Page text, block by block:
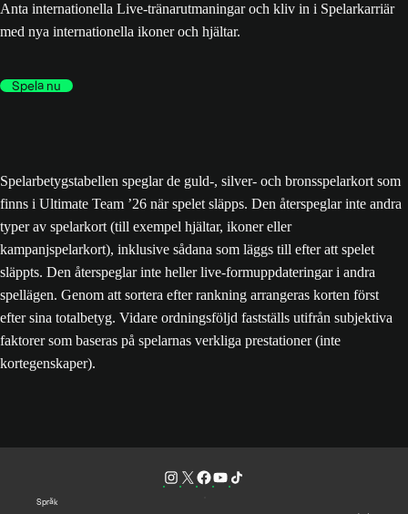
Anta internationella Live-tränarutmaningar och kliv in i Spelarkarriär
med nya internationella ikoner och hjältar.
Spela nu
Spelarbetygstabellen speglar de guld-, silver- och bronsspelarkort som
finns i Ultimate Team ’26 när spelet släpps. Den återspeglar inte andra
typer av spelarkort (till exempel hjältar, ikoner eller
kampanjspelarkort), inklusive sådana som läggs till efter att spelet
släppts. Den återspeglar inte heller live-formuppdateringar i andra
spellägen. Genom att sortera efter rankning arrangeras korten först
efter sina totalbetyg. Vidare ordningsföljd fastställs utifrån subjektiva
faktorer som baseras på spelarnas verkliga prestationer (inte
kortegenskaper).
Språk